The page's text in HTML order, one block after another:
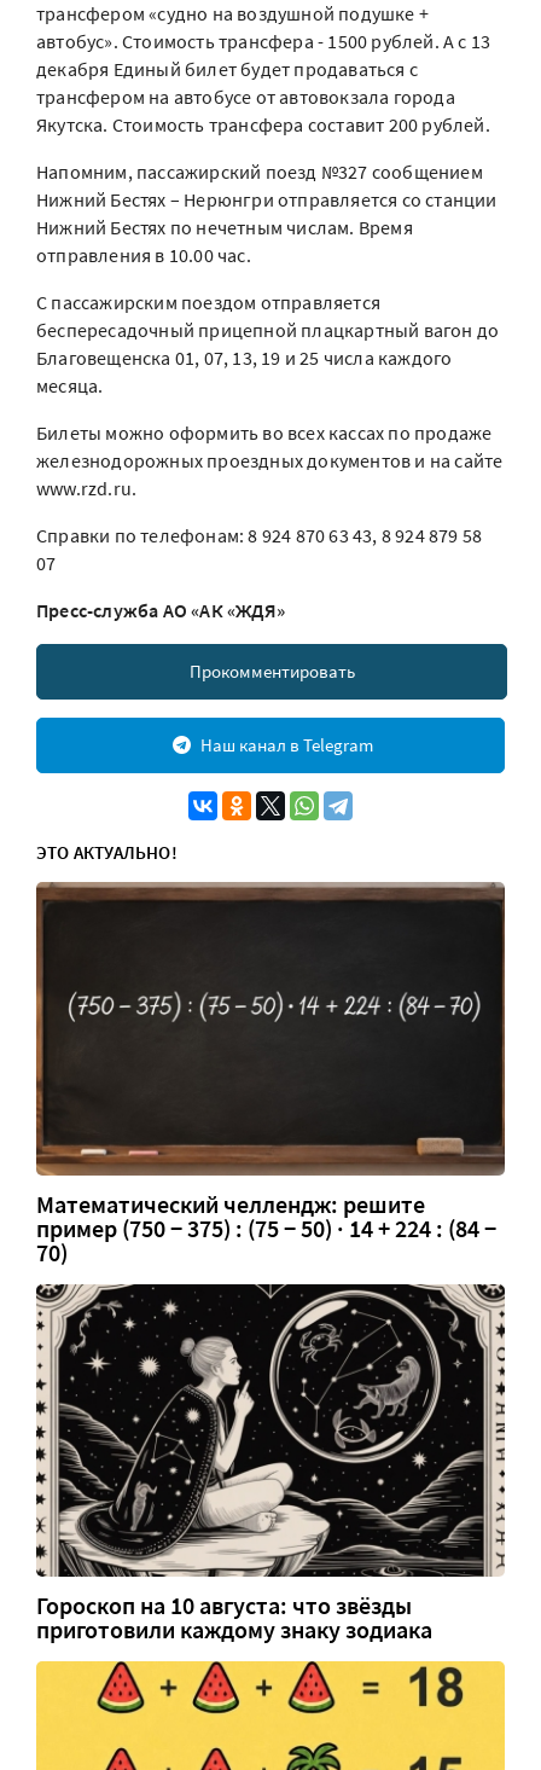
трансфером «судно на воздушной подушке +
автобус». Стоимость трансфера - 1500 рублей. А с 13
декабря Единый билет будет продаваться с
трансфером на автобусе от автовокзала города
Якутска. Стоимость трансфера составит 200 рублей.
Напомним, пассажирский поезд №327 сообщением
Нижний Бестях – Нерюнгри отправляется со станции
Нижний Бестях по нечетным числам. Время
отправления в 10.00 час.
С пассажирским поездом отправляется
беспересадочный прицепной плацкартный вагон до
Благовещенска 01, 07, 13, 19 и 25 числа каждого
месяца.
Билеты можно оформить во всех кассах по продаже
железнодорожных проездных документов и на сайте
www.rzd.ru.
Справки по телефонам: 8 924 870 63 43, 8 924 879 58
07
Пресс-служба АО «АК «ЖДЯ»
Прокомментировать
Наш канал в Telegram
ЭТО АКТУАЛЬНО!
Математический челлендж: решите
пример (750 − 375) : (75 − 50) · 14 + 224 : (84 −
70)
Гороскоп на 10 августа: что звёзды
приготовили каждому знаку зодиака